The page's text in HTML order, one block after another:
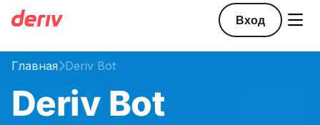
Вход 
ГлавнаяDeriv Bot
Deriv Bot